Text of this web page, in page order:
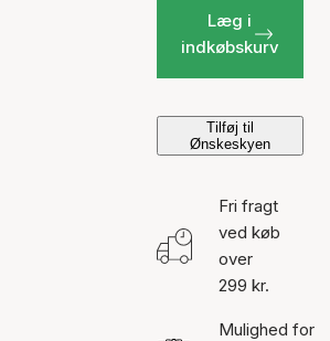
Læg i
indkøbskurv
Tilføj til
Ønskeskyen
Fri fragt
ved køb
over
299 kr.
Mulighed for